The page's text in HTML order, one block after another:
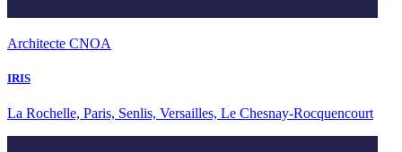
Architecte CNOA
IRIS
La Rochelle, Paris, Senlis, Versailles, Le Chesnay-Rocquencourt